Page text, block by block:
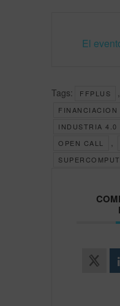
El
Tags: FFPLUS
FINANCIACION
INDUSTRIA 4.0
OPEN CALL